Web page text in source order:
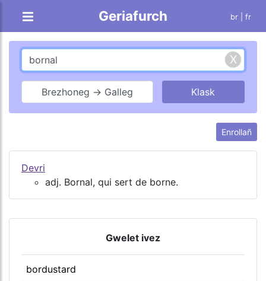
Geriafurch br | fr
Brezhoneg → Galleg
Enrollañ
Devri
adj. Bornal, qui sert de borne.
Gwelet ivez
bordustard